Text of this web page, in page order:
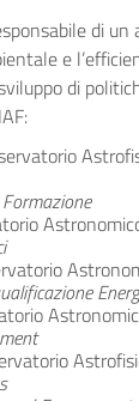
di
e
di